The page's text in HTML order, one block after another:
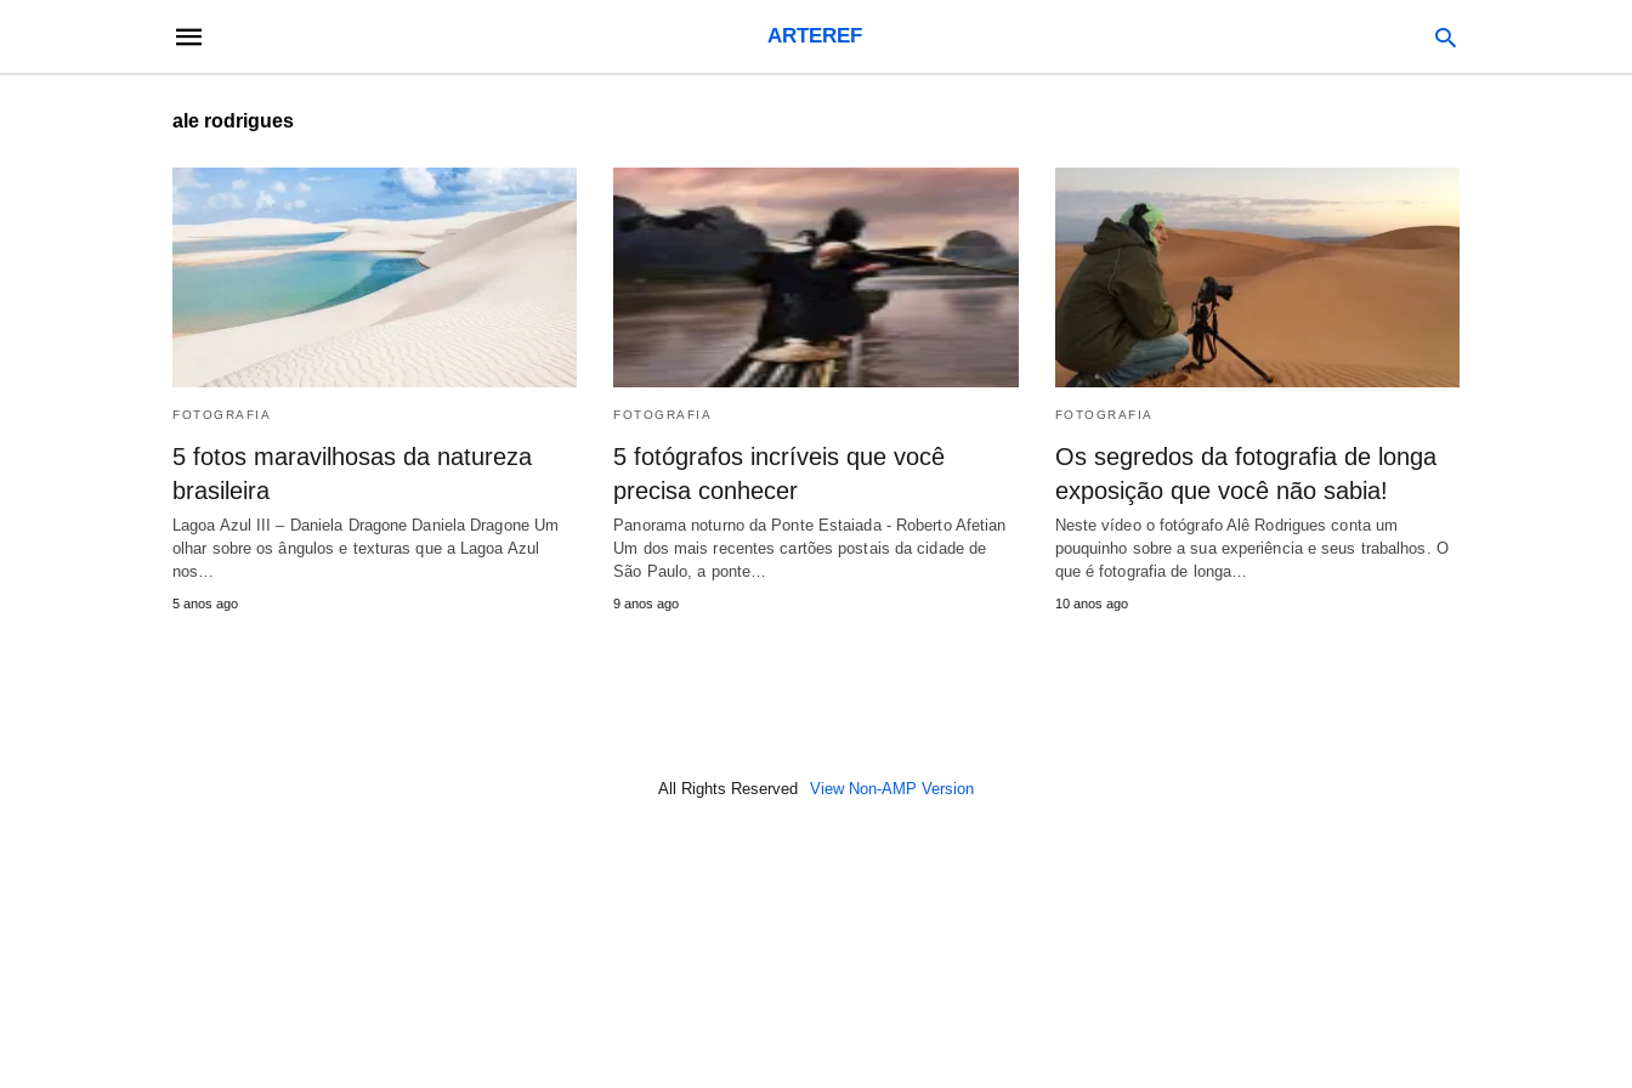
ARTEREF
ale rodrigues
FOTOGRAFIA
5 fotos maravilhosas da natureza
brasileira
Lagoa Azul III – Daniela Dragone Daniela Dragone Um
olhar sobre os ângulos e texturas que a Lagoa Azul
nos…
5 anos ago
FOTOGRAFIA
5 fotógrafos incríveis que você
precisa conhecer
Panorama noturno da Ponte Estaiada - Roberto Afetian
Um dos mais recentes cartões postais da cidade de
São Paulo, a ponte…
9 anos ago
FOTOGRAFIA
Os segredos da fotografia de longa
exposição que você não sabia!
Neste vídeo o fotógrafo Alê Rodrigues conta um
pouquinho sobre a sua experiência e seus trabalhos. O
que é fotografia de longa…
10 anos ago
All Rights Reserved View Non-AMP Version